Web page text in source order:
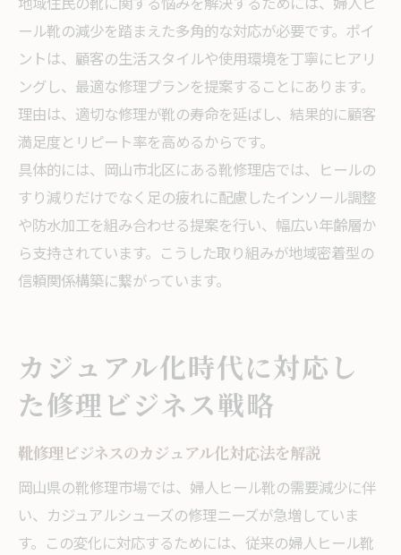
ール靴の減少を踏まえた多角的な対応が必要です。ポイ
ントは、顧客の生活スタイルや使用環境を丁寧にヒアリ
ングし、最適な修理プランを提案することにあります。
理由は、適切な修理が靴の寿命を延ばし、結果的に顧客
満足度とリピート率を高めるからです。
具体的には、岡山市北区にある靴修理店では、ヒールの
すり減りだけでなく足の疲れに配慮したインソール調整
や防水加工を組み合わせる提案を行い、幅広い年齢層か
ら支持されています。こうした取り組みが地域密着型の
信頼関係構築に繋がっています。
カジュアル化時代に対応し
た修理ビジネス戦略
靴修理ビジネスのカジュアル化対応法を解説
岡山県の靴修理市場では、婦人ヒール靴の需要減少に伴
い、カジュアルシューズの修理ニーズが急増していま
す。この変化に対応するためには、従来の婦人ヒール靴